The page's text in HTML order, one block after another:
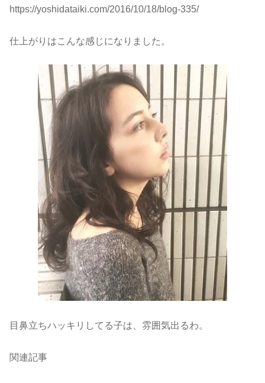
https://yoshidataiki.com/2016/10/18/blog-335/
仕上がりはこんな感じになりました。
目鼻立ちハッキリしてる子は、雰囲気出るわ。
関連記事